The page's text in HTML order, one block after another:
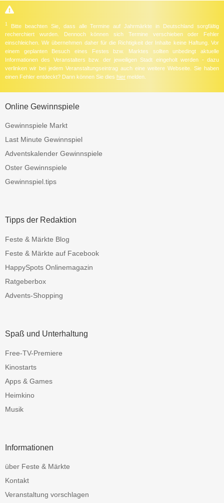
1
Bitte beachten Sie, dass alle Termine auf Jahrmärkte in Deutschland sorgfältig
recherchiert wurden. Dennoch können sich Termine verschieben oder Fehler
einschleichen. Wir übernehmen daher für die Richtigkeit der Inhalte keine Haftung. Vor
einem geplanten Besuch eines Festes bzw. Marktes sollten unbedingt aktuelle
Informationen des Veranstalters bzw. der jeweiligen Stadt eingeholt werden - dazu
verlinken wir bei jedem Veranstaltungseintrag auch eine weitere Webseite. Sie haben
einen Fehler entdeckt? Dann können Sie dies hier melden.
Online Gewinnspiele
Gewinnspiele Markt
Last Minute Gewinnspiel
Adventskalender Gewinnspiele
Oster Gewinnspiele
Gewinnspiel.tips
Tipps der Redaktion
Feste & Märkte Blog
Feste & Märkte auf Facebook
HappySpots Onlinemagazin
Ratgeberbox
Advents-Shopping
Spaß und Unterhaltung
Free-TV-Premiere
Kinostarts
Apps & Games
Heimkino
Musik
Informationen
über Feste & Märkte
Kontakt
Veranstaltung vorschlagen